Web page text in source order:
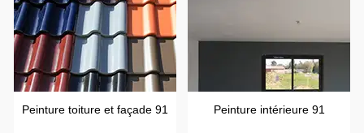
Peinture toiture et façade 91 Peinture intérieure 91